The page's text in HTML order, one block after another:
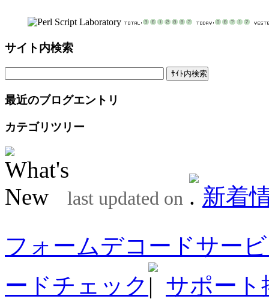
サイト内検索
最近のブログエントリ
カテゴリツリー
last updated on
新着
フォームデコードサー
ードチェック
サポート